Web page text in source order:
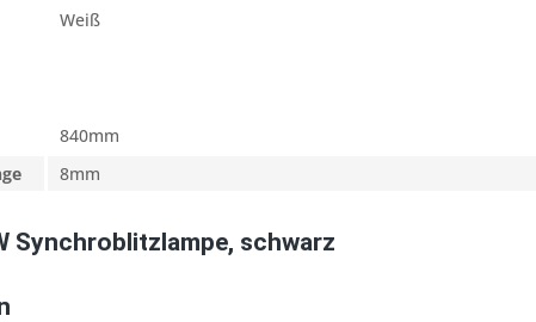
Weiß
840mm
8mm
Synchroblitzlampe, schwarz